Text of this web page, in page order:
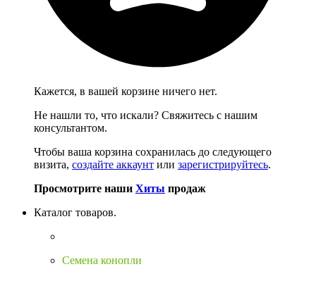
Кажется, в вашей корзине ничего нет.
Не нашли то, что искали? Свяжитесь с нашим
консультантом.
Чтобы ваша корзина сохранилась до следующего
визита, создайте аккаунт или зарегистрируйтесь.
Просмотрите наши Хиты продаж
Каталог товаров.
Семена конопли